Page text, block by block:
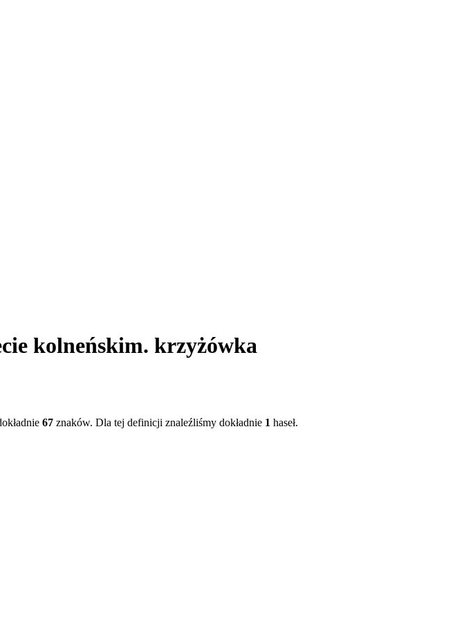
kolneńskim. krzyżówka
67 znaków. Dla tej definicji znaleźliśmy dokładnie 1 haseł.